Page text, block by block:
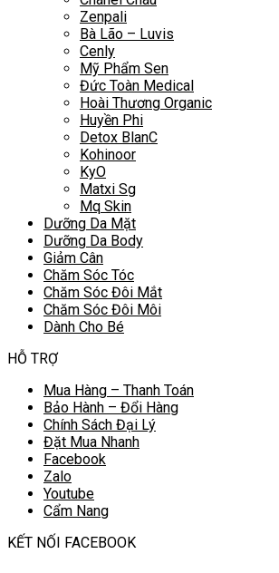
Zenpali
Bà Lão – Luvis
Cenly
Mỹ Phẩm Sen
Đức Toàn Medical
Hoài Thương Organic
Huyền Phi
Detox BlanC
Kohinoor
KyO
Matxi Sg
Mq Skin
Dưỡng Da Mặt
Dưỡng Da Body
Giảm Cân
Chăm Sóc Tóc
Chăm Sóc Đôi Mắt
Chăm Sóc Đôi Môi
Dành Cho Bé
HỖ TRỢ
Mua Hàng – Thanh Toán
Bảo Hành – Đổi Hàng
Chính Sách Đại Lý
Đặt Mua Nhanh
Facebook
Zalo
Youtube
Cẩm Nang
KẾT NỐI FACEBOOK